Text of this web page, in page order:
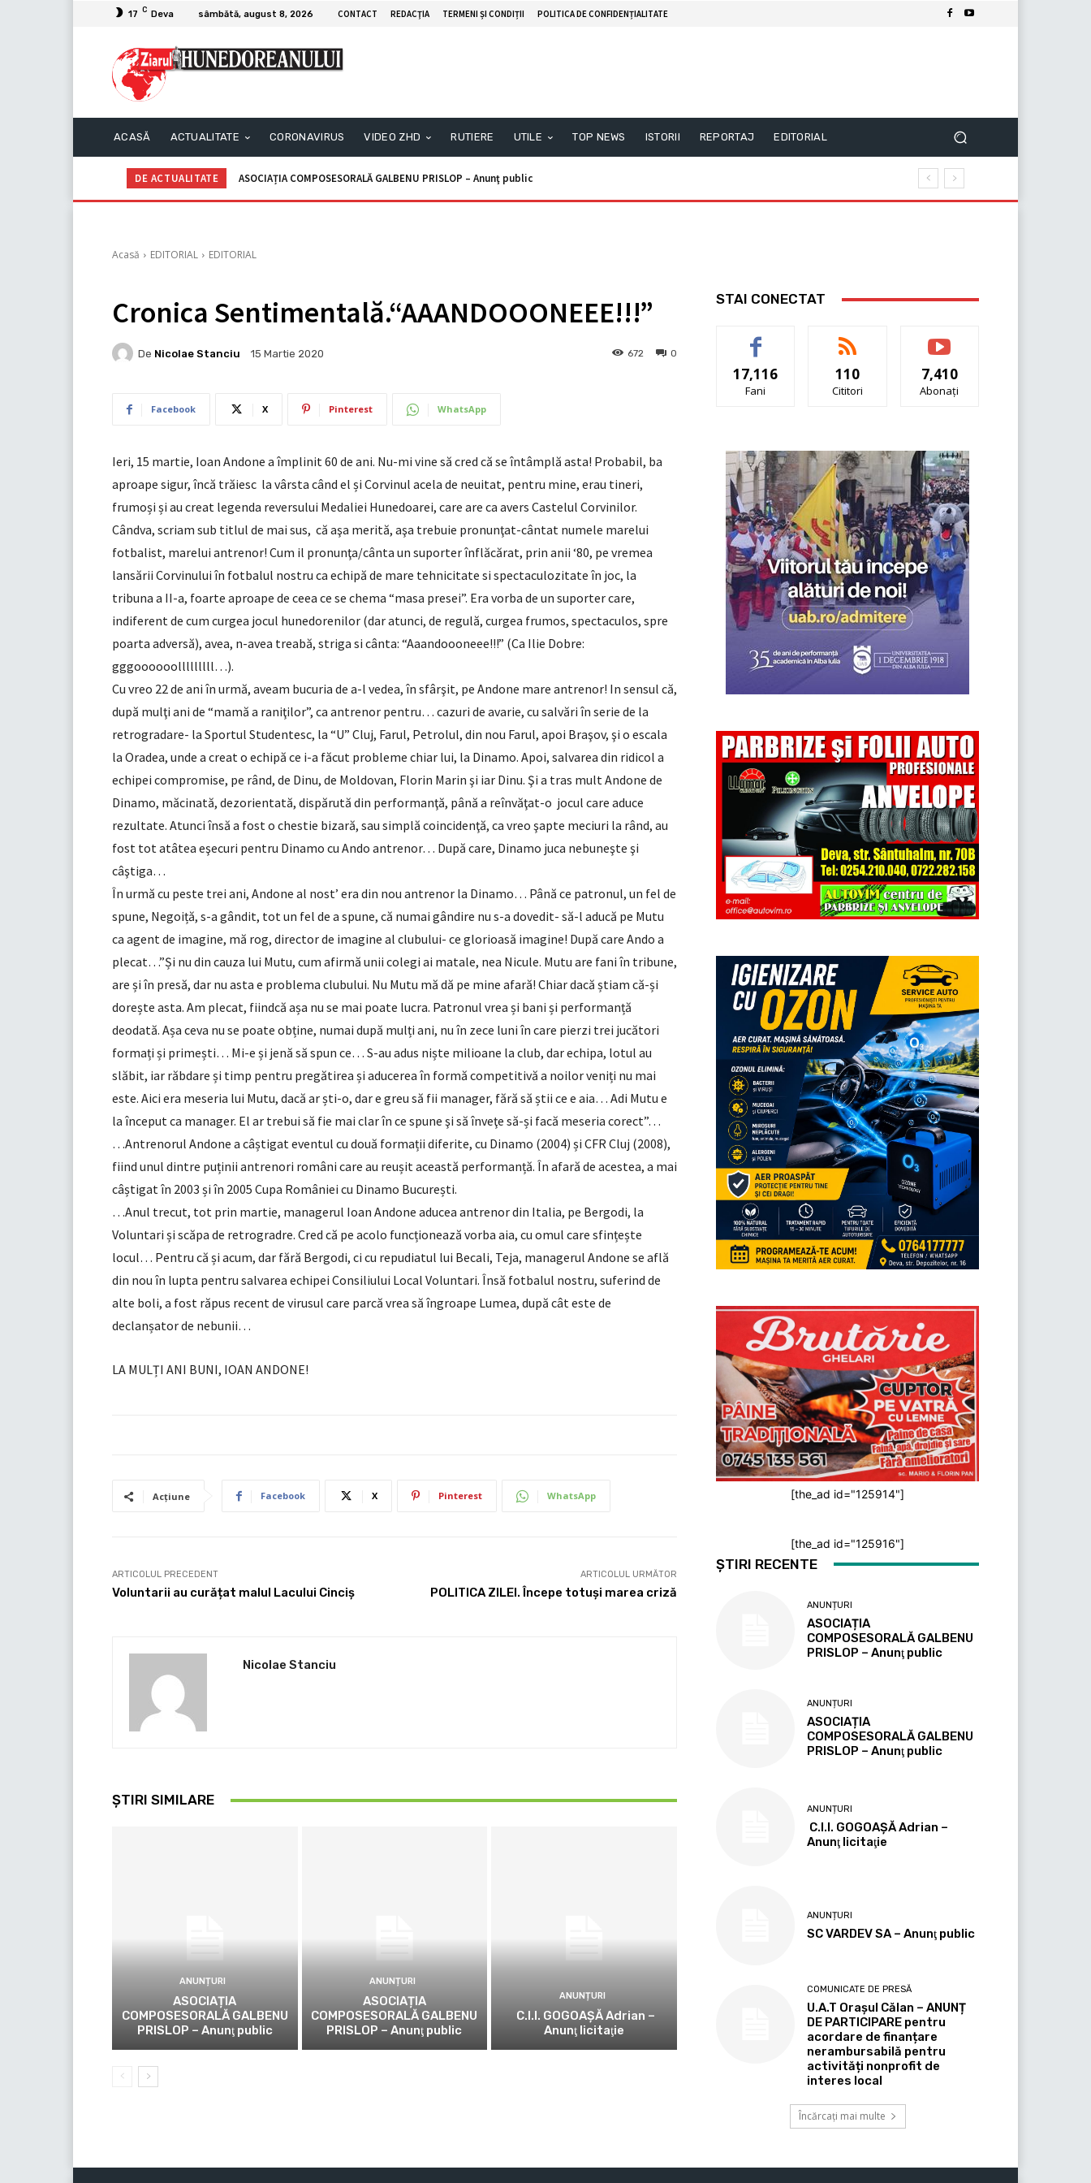
17 C Deva sâmbătă, august 8, 2026 CONTACT REDACŢIA TERMENI ȘI CONDIȚII POLITICA DE CONFIDENȚIALITATE
ACASĂ ACTUALITATE CORONAVIRUS VIDEO ZHD RUTIERE UTILE TOP NEWS ISTORII REPORTAJ EDITORIAL
DE ACTUALITATE ASOCIAȚIA COMPOSESORALĂ GALBENU PRISLOP – Anunţ public
C.I.I. GOGOAŞĂ Adrian – Anunţ licitaţie
Acasă EDITORIAL EDITORIAL
Cronica Sentimentală.“AAANDOOONEEE!!!”
De Nicolae Stanciu 15 Martie 2020 0
672
Facebook X Pinterest WhatsApp
Ieri, 15 martie, Ioan Andone a împlinit 60 de ani. Nu-mi vine să cred că se întâmplă asta! Probabil, ba
aproape sigur, încă trăiesc la vârsta când el și Corvinul acela de neuitat, pentru mine, erau tineri,
frumoși și au creat legenda reversului Medaliei Hunedoarei, care are ca avers Castelul Corvinilor.
Cândva, scriam sub titlul de mai sus, că aşa merită, aşa trebuie pronunţat-cântat numele marelui
fotbalist, marelui antrenor! Cum il pronunţa/cânta un suporter înflăcărat, prin anii ‘80, pe vremea
lansării Corvinului în fotbalul nostru ca echipă de mare tehnicitate si spectaculozitate în joc, la
tribuna a II-a, foarte aproape de ceea ce se chema “masa presei”. Era vorba de un suporter care,
indiferent de cum curgea jocul hunedorenilor (dar atunci, de regulă, curgea frumos, spectaculos, spre
poarta adversă), avea, n-avea treabă, striga si cânta: “Aaandoooneee!!!” (Ca Ilie Dobre:
gggoooooolllllllll…).
Cu vreo 22 de ani în urmă, aveam bucuria de a-l vedea, în sfârşit, pe Andone mare antrenor! In sensul că,
după mulţi ani de “mamă a raniţilor”, ca antrenor pentru… cazuri de avarie, cu salvări în serie de la
retrogradare- la Sportul Studentesc, la “U” Cluj, Farul, Petrolul, din nou Farul, apoi Braşov, şi o escala
la Oradea, unde a creat o echipă ce i-a făcut probleme chiar lui, la Dinamo. Apoi, salvarea din ridicol a
echipei compromise, pe rând, de Dinu, de Moldovan, Florin Marin şi iar Dinu. Şi a tras mult Andone de
Dinamo, măcinată, dezorientată, dispărută din performanţă, până a reînvăţat-o jocul care aduce
rezultate. Atunci însă a fost o chestie bizară, sau simplă coincidenţă, ca vreo şapte meciuri la rând, au
fost tot atâtea eşecuri pentru Dinamo cu Ando antrenor… După care, Dinamo juca nebuneşte şi
câştiga…
În urmă cu peste trei ani, Andone al nost’ era din nou antrenor la Dinamo… Până ce patronul, un fel de
spune, Negoiță, s-a gândit, tot un fel de a spune, că numai gândire nu s-a dovedit- să-l aducă pe Mutu
ca agent de imagine, mă rog, director de imagine al clubului- ce glorioasă imagine! După care Ando a
plecat…”Și nu din cauza lui Mutu, cum afirmă unii colegi ai matale, nea Nicule. Mutu are fani în tribune,
are și în presă, dar nu asta e problema clubului. Nu Mutu mă dă pe mine afară! Chiar dacă știam că-și
dorește asta. Am plecat, fiindcă așa nu se mai poate lucra. Patronul vrea și bani și performanță
deodată. Așa ceva nu se poate obține, numai după mulți ani, nu în zece luni în care pierzi trei jucători
formați și primești… Mi-e și jenă să spun ce… S-au adus niște milioane la club, dar echipa, lotul au
slăbit, iar răbdare și timp pentru pregătirea și aducerea în formă competitivă a noilor veniți nu mai
este. Aici era meseria lui Mutu, dacă ar ști-o, dar e greu să fii manager, fără să știi ce e aia… Adi Mutu e
la început ca manager. El ar trebui să fie mai clar în ce spune şi să înveţe să-și facă meseria corect”…
…Antrenorul Andone a câștigat eventul cu două formații diferite, cu Dinamo (2004) și CFR Cluj (2008),
fiind unul dintre puținii antrenori români care au reușit această performanță. În afară de acestea, a mai
câștigat în 2003 și în 2005 Cupa României cu Dinamo București.
…Anul trecut, tot prin martie, managerul Ioan Andone aducea antrenor din Italia, pe Bergodi, la
Voluntari și scăpa de retrogradre. Cred că pe acolo funcționează vorba aia, cu omul care sfințește
locul… Pentru că și acum, dar fără Bergodi, ci cu repudiatul lui Becali, Teja, managerul Andone se află
din nou în lupta pentru salvarea echipei Consiliului Local Voluntari. Însă fotbalul nostru, suferind de
alte boli, a fost răpus recent de virusul care parcă vrea să îngroape Lumea, după cât este de
declanșator de nebunii…
LA MULȚI ANI BUNI, IOAN ANDONE!
Acțiune Facebook X Pinterest WhatsApp
ARTICOLUL PRECEDENT
Voluntarii au curățat malul Lacului Cinciș
ARTICOLUL URMĂTOR
POLITICA ZILEI. Începe totuşi marea criză
Nicolae Stanciu
ȘTIRI SIMILARE
ANUNȚURI
ASOCIAȚIA
COMPOSESORALĂ GALBENU
PRISLOP – Anunţ public
ANUNȚURI
ASOCIAȚIA
COMPOSESORALĂ GALBENU
PRISLOP – Anunţ public
ANUNȚURI
C.I.I. GOGOAŞĂ Adrian –
Anunţ licitaţie
STAI CONECTAT
17,116
Fani
110
Cititori
7,410
Abonați
[the_ad id="125914"]
[the_ad id="125916"]
ȘTIRI RECENTE
ANUNȚURI
ASOCIAȚIA
COMPOSESORALĂ GALBENU
PRISLOP – Anunţ public
ANUNȚURI
ASOCIAȚIA
COMPOSESORALĂ GALBENU
PRISLOP – Anunţ public
ANUNȚURI
C.I.I. GOGOAŞĂ Adrian –
Anunţ licitaţie
ANUNȚURI
SC VARDEV SA – Anunţ public
COMUNICATE DE PRESĂ
U.A.T Orașul Călan – ANUNȚ
DE PARTICIPARE pentru
acordare de finanțare
nerambursabilă pentru
activități nonprofit de
interes local
Încărcați mai multe